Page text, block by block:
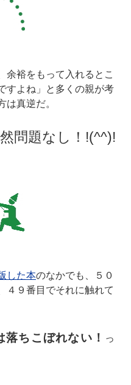
余裕をもって入れるとこ
すよね」と多くの親が考
は真逆だ。
問題なし！!(^^)!
した本のなかでも、５０
４９番目でそれに触れて
ちこぼれない！ っ